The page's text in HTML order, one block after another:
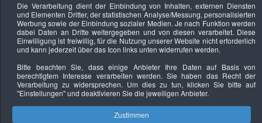
12. Dezember
Keine Events an diesem Datum
Freitag
13. Dezember
Keine Events an diesem Datum
Samstag
Sonntag
15. Dezember
Keine Events an diesem Datum
Die Verarbeitung dient der Einbindung von Inhalten, externen Diensten
und Elementen Dritter, der statistischen Analyse/Messung, personalisierten
Werbung sowie der Einbindung sozialer Medien. Je nach Funktion werden
dabei Daten an Dritte weitergegeben und von diesen verarbeitet. Diese
Einwilligung ist freiwillig, für die Nutzung unserer Website nicht erforderlich
und kann jederzeit über das Icon links unten widerrufen werden.
Bitte beachten Sie, dass einige Anbieter Ihre Daten auf Basis von
berechtigtem Interesse verarbeiten werden. Sie haben das Recht der
Verarbeitung zu widersprechen. Um dies zu tun, klicken Sie bitte auf
"Einstellungen"und deaktivieren Sie die jeweiligen Anbieter.
Zustimmen